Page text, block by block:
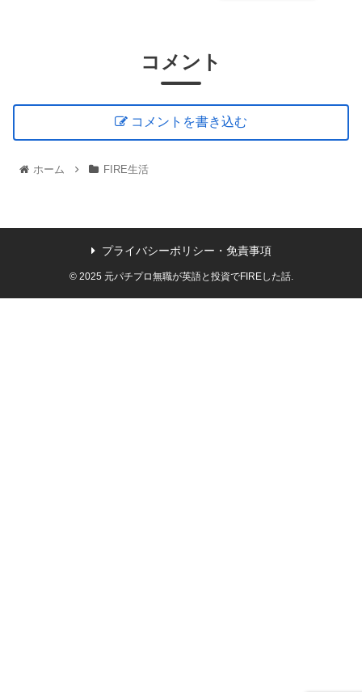
コメント
コメントを書き込む
ホーム FIRE生活
プライバシーポリシー・免責事項
© 2025 元パチプロ無職が英語と投資でFIREした話.